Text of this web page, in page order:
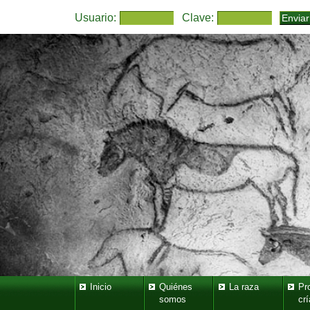
Usuario: Clave:
Inicio
Quiénes
somos
La raza